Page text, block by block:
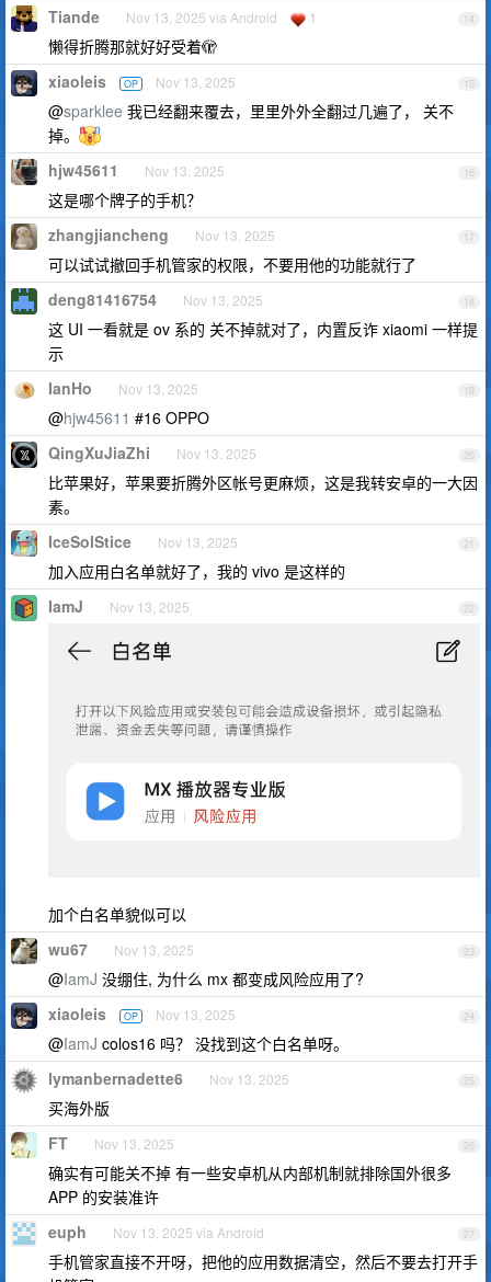
14
Tiande Nov 13, 2025 via Android 1
懒得折腾那就好好受着🫣
15
xiaoleis OP Nov 13, 2025
@sparklee 我已经翻来覆去，里里外外全翻过几遍了， 关不
掉。
16
hjw45611 Nov 13, 2025
这是哪个牌子的手机？
17
zhangjiancheng Nov 13, 2025
可以试试撤回手机管家的权限，不要用他的功能就行了
18
deng81416754 Nov 13, 2025
这 UI 一看就是 ov 系的 关不掉就对了，内置反诈 xiaomi 一样提
示
19
IanHo Nov 13, 2025
@hjw45611 #16 OPPO
20
QingXuJiaZhi Nov 13, 2025
比苹果好，苹果要折腾外区帐号更麻烦，这是我转安卓的一大因
素。
21
IceSolStice Nov 13, 2025
加入应用白名单就好了，我的 vivo 是这样的
22
IamJ Nov 13, 2025
加个白名单貌似可以
23
wu67 Nov 13, 2025
@IamJ 没绷住, 为什么 mx 都变成风险应用了?
24
xiaoleis OP Nov 13, 2025
@IamJ colos16 吗？ 没找到这个白名单呀。
25
lymanbernadette6 Nov 13, 2025
买海外版
26
FT Nov 13, 2025
确实有可能关不掉 有一些安卓机从内部机制就排除国外很多
APP 的安装准许
27
euph Nov 13, 2025 via Android
手机管家直接不开呀，把他的应用数据清空，然后不要去打开手